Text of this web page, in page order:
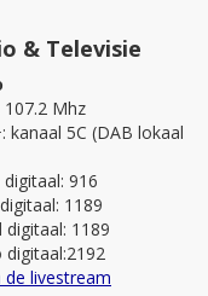
& Televisie
107.2 Mhz
kanaal 5C (DAB lokaal
916
1189
digitaal: 1189
digitaal:2192
de livestream